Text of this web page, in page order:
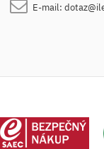
E-mail: